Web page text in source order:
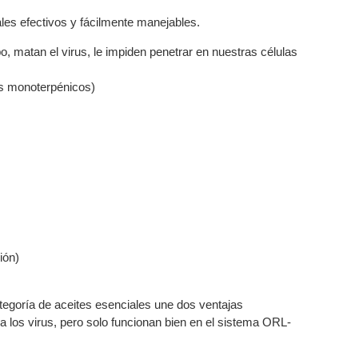
efectivos y fácilmente manejables.
matan el virus, le impiden penetrar en nuestras células
monoterpénicos)
de aceites esenciales une dos ventajas
virus, pero solo funcionan bien en el sistema ORL-